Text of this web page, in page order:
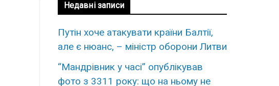
Недавні записи
Путін хоче атакувати країни Балтії,
але є нюанс, – міністр оборони Литви
“Мандрівник у часі” опублікував
фото з 3311 року: що на ньому не